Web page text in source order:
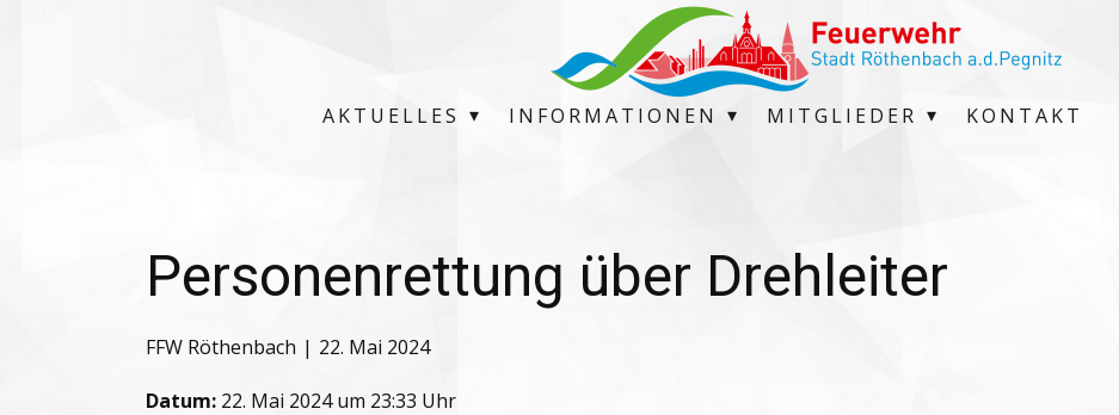
AKTUELLES INFORMATIONEN MITGLIEDER KONTAKT
Personenrettung über Drehleiter
FFW Röthenbach 22. Mai 2024
Datum: 22. Mai 2024 um 23:33 Uhr